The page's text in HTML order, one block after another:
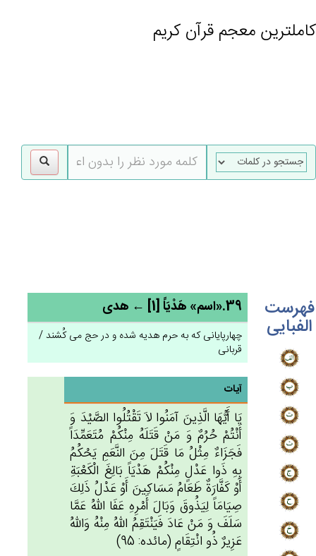
کاملترین معجم قرآن کریم
فهرست
الفبایی
39.«اسم» هَدْيَاً [1] ← هدی
چهارپایانی که به حرم هدیه شده و در حج می کُشند /
قربانی
آیات
يَا أَيُّهَا الَّذِين‌َ آمَنُوا لاَ تَقْتُلُوا الصَّيْدَ وَ
أَنْتُم‌ْ حُرُم‌ٌ وَ مَنْ‌ قَتَلَه‌ُ مِنْكُمْ‌ مُتَعَمِّدَاً
فَجَزَاءٌ مِثْل‌ُ مَا قَتَل‌َ مِن‌َ النَّعَم‌ِ يَحْكُم‌ُ
بِه‌ِ ذَوا عَدْل‌ٍ مِنْكُم‌ْ هَدْيَاً بَالِغ‌َ الْكَعْبَة‌ِ
أَوْ كَفَّارَة‌ٌ طَعَام‌ُ مَسَاكِين‌َ أَوْ عَدْل‌ُ ذَلِك‌َ
صِيَامَاً لِيَذُوق‌َ وَبَال‌َ أَمْرِه‌ِ عَفَا الله‌ُ عَمَّا
سَلَف‌َ وَ مَنْ‌ عَادَ فَيَنْتَقِم‌ُ الله‌ُ مِنْه‌ُ وَالله‌ُ
عَزِيرٌ ذُو انْتِقَام‌ٍ (مائده: 95)